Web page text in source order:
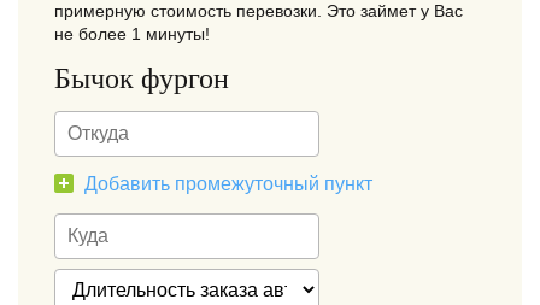
примерную стоимость перевозки. Это займет у Вас
не более 1 минуты!
Бычок фургон
Добавить промежуточный пункт